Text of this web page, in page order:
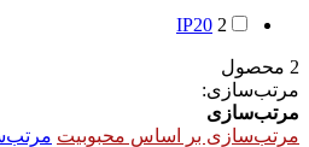
IP20 2
2 محصول
مرتب‌سازی:
مرتب‌سازی
مرتب‌سازی بر اساس محبوبیت